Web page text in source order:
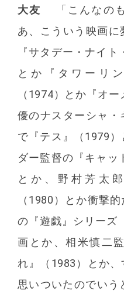
大友
「こんなの
あ、こういう映画に
『サタデー・ナイト
とか『タワーリ
（1974）とか『オ
優のナスターシャ・
で『テス』（1979
ダー監督の『キャッ
とか、野村芳太
（1980）とか衝撃
の『遊戯』シリーズ
画とか、相米慎二
れ』（1983）とか
思いついたのでい